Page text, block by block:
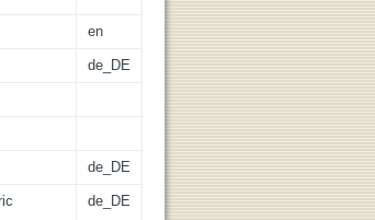
en
de_DE
de_DE
de_DE